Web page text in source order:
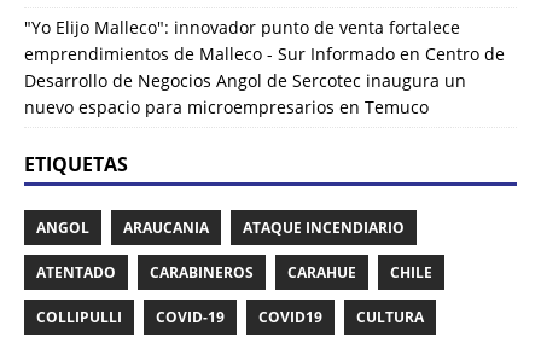
"Yo Elijo Malleco": innovador punto de venta fortalece
emprendimientos de Malleco - Sur Informado en Centro de
Desarrollo de Negocios Angol de Sercotec inaugura un
nuevo espacio para microempresarios en Temuco
ETIQUETAS
ANGOL ARAUCANIA ATAQUE INCENDIARIO
ATENTADO CARABINEROS CARAHUE CHILE
COLLIPULLI COVID-19 COVID19 CULTURA